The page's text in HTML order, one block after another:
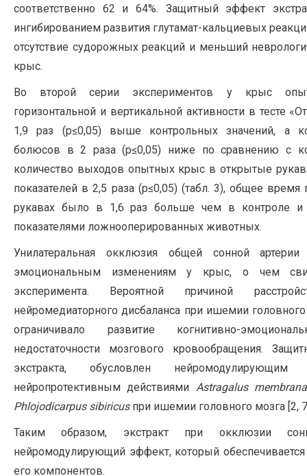
соответственно 62 и 64%. Защитный эффект
ингибированием развития глутамат-кальциевых
отсутствие судорожных реакций и меньший
крыс.
Во второй серии экспериментов у крыс
горизонтальной и вертикальной активности в тесте
1,9 раз (p≤0,05) выше контрольных значений, а
болюсов в 2 раза (p≤0,05) ниже по сравнению с
количество выходов опытных крыс в открытые
показателей в 2,5 раза (р≤0,05) (табл. 3), общее
рукавах было в 1,6 раз больше чем в контроле и
показателями ложнооперированных животных.
Унилатеральная окклюзия общей сонной
эмоциональным изменениям у крыс, о чем
эксперимента. Вероятной причиной
нейромедиаторного дисбаланса при ишемии
ограничивало развитие когнитивно-
недостаточности мозгового кровообращения.
экстракта, обусловлен нейромодулирующим
нейропротективным действиями Astragalus
Phlojodicarpus sibiricusпри ишемии головного мозга [2,
Таким образом, экстракт при окклюзии
нейромодулирующий эффект, который
его компонентов.